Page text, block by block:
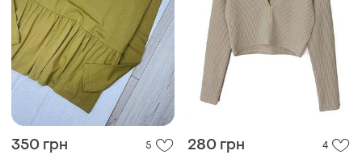
350 грн 5 280 грн 4